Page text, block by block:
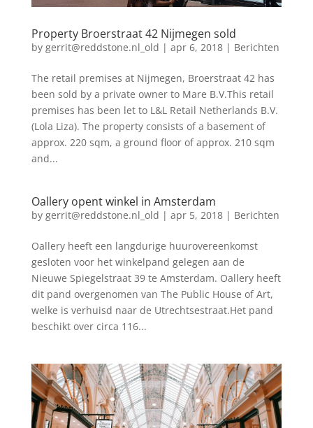
Property Broerstraat 42 Nijmegen sold
by gerrit@reddstone.nl_old | apr 6, 2018| Berichten
The retail premises at Nijmegen, Broerstraat 42 has
been sold by a private owner to Mare B.V.This retail
premises has been let to L&L Retail Netherlands B.V.
(Lola Liza). The property consists of a basement of
approx. 220 sqm, a ground floor of approx. 210 sqm
and...
Oallery opent winkel in Amsterdam
by gerrit@reddstone.nl_old | apr 5, 2018| Berichten
Oallery heeft een langdurige huurovereenkomst
gesloten voor het winkelpand gelegen aan de
Nieuwe Spiegelstraat 39 te Amsterdam. Oallery heeft
dit pand overgenomen van The Public House of Art,
welke is verhuisd naar de Utrechtsestraat.Het pand
beschikt over circa 116...